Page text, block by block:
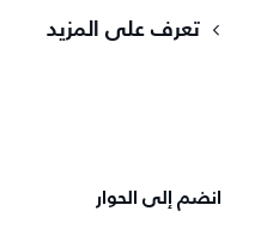
تعرف على المزيد
انضم إلى الحوار